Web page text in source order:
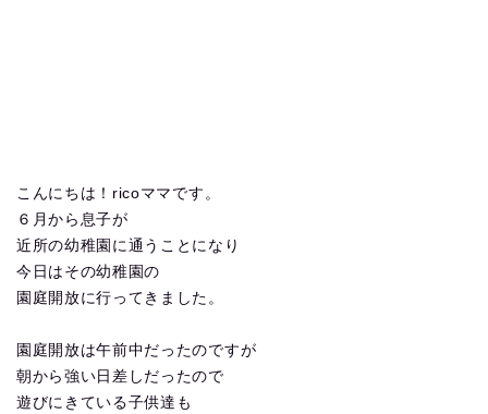
こんにちは！ricoママです。
６月から息子が
近所の幼稚園に通うことになり
今日はその幼稚園の
園庭開放に行ってきました。
園庭開放は午前中だったのですが
朝から強い日差しだったので
遊びにきている子供達も